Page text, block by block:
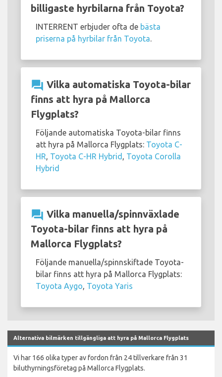
billigaste hyrbilarna från Toyota?
INTERRENT erbjuder ofta de bästa
priserna på hyrbilar från Toyota.
question_answer Vilka automatiska Toyota-bilar
finns att hyra på Mallorca
Flygplats?
Följande automatiska Toyota-bilar finns
att hyra på Mallorca Flygplats: Toyota C-
HR, Toyota C-HR Hybrid , Toyota Corolla
Hybrid
question_answer Vilka manuella/spinnväxlade
Toyota-bilar finns att hyra på
Mallorca Flygplats?
Följande manuella/spinnskiftade Toyota-
bilar finns att hyra på Mallorca Flygplats:
Toyota Aygo, Toyota Yaris
Alternativa bilmärken tillgängliga att hyra på Mallorca Flygplats
Vi har 166 olika typer av fordon från 24 tillverkare från 31
biluthyrningsföretag på Mallorca Flygplats.